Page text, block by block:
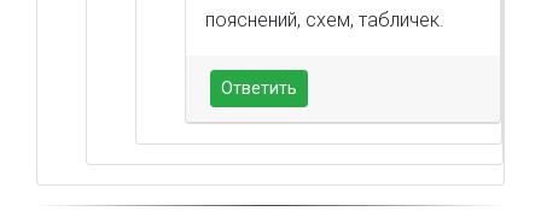
пояснений, схем, табличек.
Ответить